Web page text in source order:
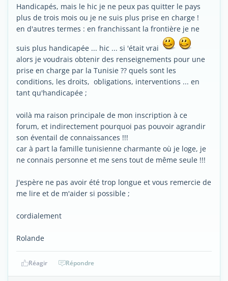
Handicapés, mais le hic je ne peux pas quitter le pays
plus de trois mois ou je ne suis plus prise en charge !
en d'autres termes : en franchissant la frontière je ne
suis plus handicapée ... hic ... si 'était vrai
alors je voudrais obtenir des renseignements pour une
prise en charge par la Tunisie ?? quels sont les
conditions, les droits, obligations, interventions ... en
tant qu'handicapée ;
voilà ma raison principale de mon inscription à ce
forum, et indirectement pourquoi pas pouvoir agrandir
son éventail de connaissances !!!
car à part la famille tunisienne charmante où je loge, je
ne connais personne et me sens tout de même seule !!!
J'espère ne pas avoir été trop longue et vous remercie de
me lire et de m'aider si possible ;
cordialement
Rolande
Réagir Répondre